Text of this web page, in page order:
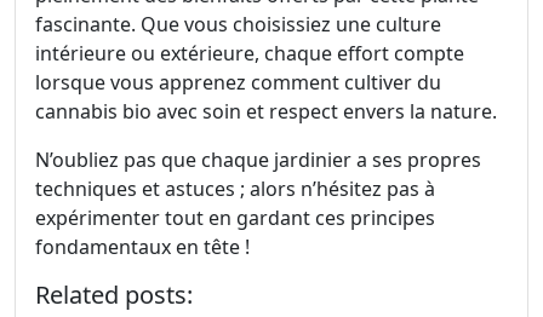
fascinante. Que vous choisissiez une culture
intérieure ou extérieure, chaque effort compte
lorsque vous apprenez comment cultiver du
cannabis bio avec soin et respect envers la nature.
N’oubliez pas que chaque jardinier a ses propres
techniques et astuces ; alors n’hésitez pas à
expérimenter tout en gardant ces principes
fondamentaux en tête !
Related posts: